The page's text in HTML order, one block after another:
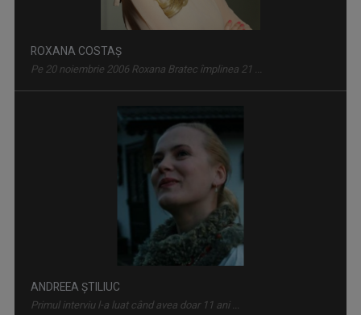
Eseu cinematografic. Propune o viziune ...
ROXANA COSTAŞ
Pe 20 noiembrie 2006 Roxana Bratec împlinea 21 ...
ANDREEA ŞTILIUC
Primul interviu l-a luat când avea doar 11 ani ...